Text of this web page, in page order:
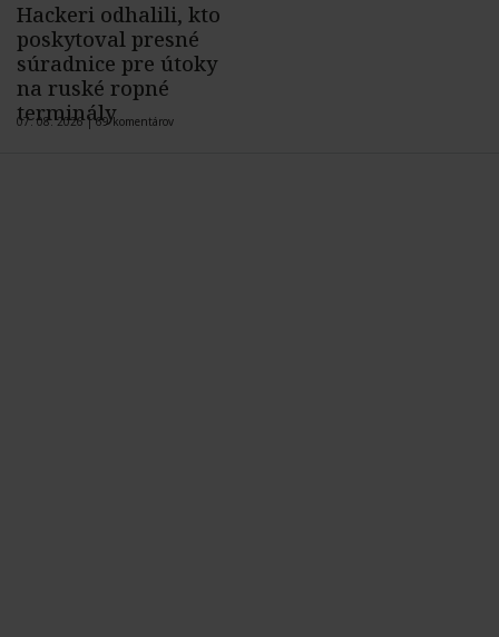
Hackeri odhalili, kto
poskytoval presné
súradnice pre útoky
na ruské ropné
terminály
07. 08. 2026 |69 komentárov